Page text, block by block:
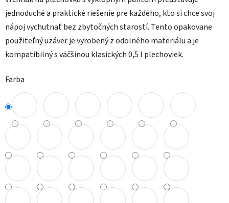
jednoduché a praktické riešenie pre každého, kto si chce svoj
nápoj vychutnať bez zbytočných starostí. Tento opakovane
použiteľný uzáver je vyrobený z odolného materiálu a je
kompatibilný s väčšinou klasických 0,5 l plechoviek.
Farba